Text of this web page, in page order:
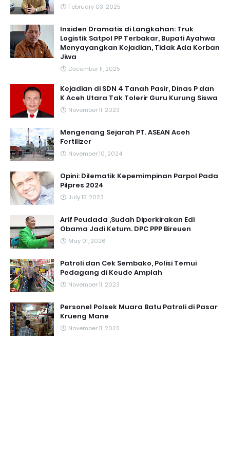
February 03, 2025
Insiden Dramatis di Langkahan: Truk
Logistik Satpol PP Terbakar, Bupati Ayahwa
Menyayangkan Kejadian, Tidak Ada Korban
Jiwa
December 11, 2025
Kejadian di SDN 4 Tanah Pasir, Dinas P dan
K Aceh Utara Tak Tolerir Guru Kurung Siswa
November 11, 2023
Mengenang Sejarah PT. ASEAN Aceh
Fertilizer
November 10, 2024
Opini: Dilematik Kepemimpinan Parpol Pada
Pilpres 2024
July 15, 2023
Arif Peudada ,Sudah Diperkirakan Edi
Obama Jadi Ketum. DPC PPP Bireuen
May 01, 2026
Patroli dan Cek Sembako, Polisi Temui
Pedagang di Keude Amplah
November 11, 2023
Personel Polsek Muara Batu Patroli di Pasar
Krueng Mane
November 11, 2023